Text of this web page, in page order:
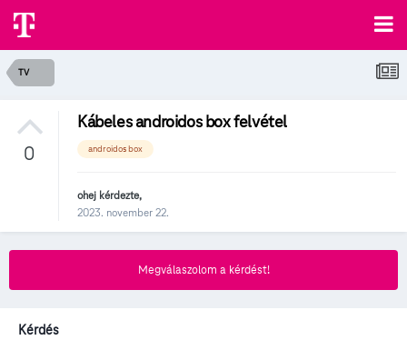
TV
0
Kábeles androidos box felvétel
androidos box
ohej kérdezte,
2023. november 22.
Megválaszolom a kérdést!
Kérdés